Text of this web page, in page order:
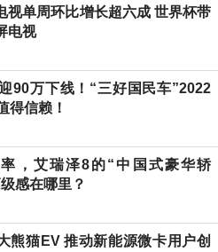
视单周环比增长超六成 世界杯带
电视
90万下线！“三好国民车”2022
得信赖！
，艾瑞泽8的“中国式豪华轿
感在哪里？
熊猫EV 推动新能源微卡用户创